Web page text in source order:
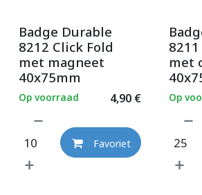
Badge Durable
8212 Click Fold
met magneet
40x75mm
4,90€
Op voorraad
Favoriet
met
Op